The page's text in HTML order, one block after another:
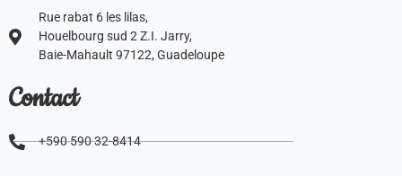
Rue rabat 6 les lilas,
Houelbourg sud 2 Z.I. Jarry,
Baie-Mahault 97122, Guadeloupe
Contact
+590 590 32-8414